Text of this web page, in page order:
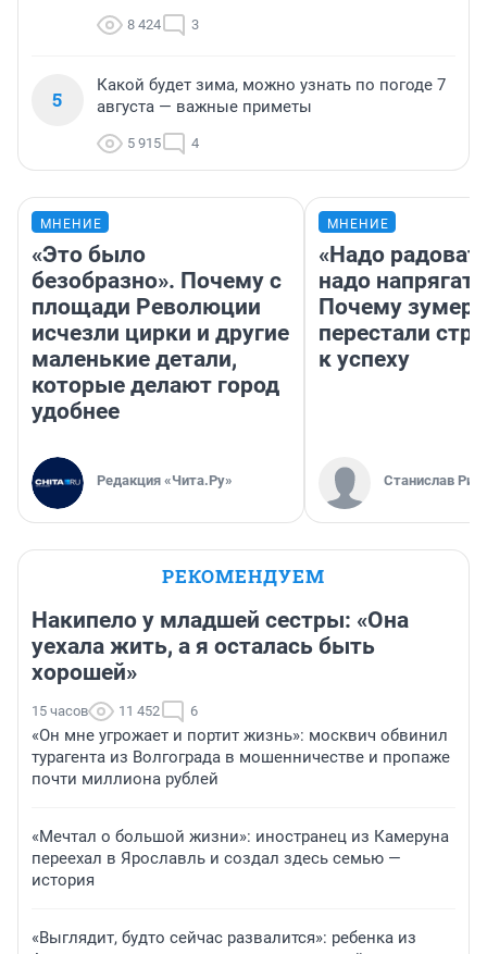
8 424 3
5
Какой будет зима, можно узнать по погоде 7
августа — важные приметы
5 915 4
МНЕНИЕ
«Это было
безобразно». Почему с
площади Революции
исчезли цирки и другие
маленькие детали,
которые делают город
удобнее
Редакция «Чита.Ру»
МНЕНИЕ
«Надо
надо
Почему
перестали
к успеху
Станислав
РЕКОМЕНДУЕМ
Накипело у младшей сестры: «Она
уехала жить, а я осталась быть
хорошей»
15 часов 11 452 6
«Он мне угрожает и портит жизнь»: москвич обвинил
турагента из Волгограда в мошенничестве и пропаже
почти миллиона рублей
«Мечтал о большой жизни»: иностранец из Камеруна
переехал в Ярославль и создал здесь семью —
история
«Выглядит, будто сейчас развалится»: ребенка из